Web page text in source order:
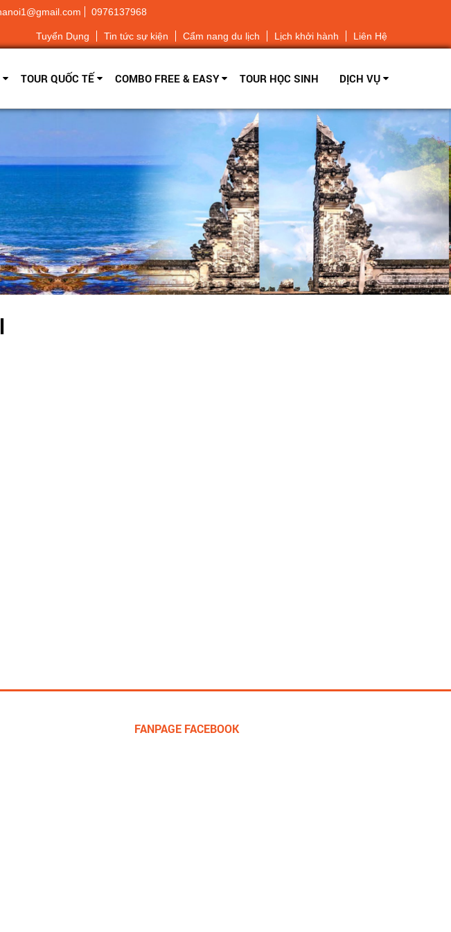
0976137968
Tuyển Dụng Tin tức sự kiện Cẩm nang du lịch Lịch khởi hành Liên Hệ
TOUR QUỐC TẾ COMBO FREE & EASY TOUR HỌC SINH DỊCH VỤ
FANPAGE FACEBOOK